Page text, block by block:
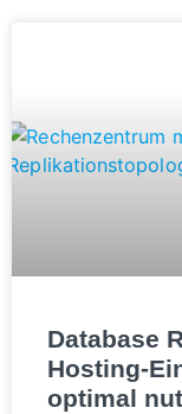
Database
Hosting-
optimal